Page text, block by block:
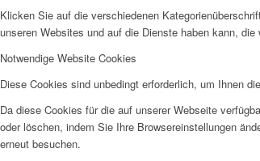
Klicken Sie auf die verschiedenen
unseren Websites und auf die Dienste haben kann, die
Notwendige Website Cookies
Diese Cookies sind unbedingt erforderlich, um Ihnen
Da diese Cookies für die auf unserer Webseite
oder löschen, indem Sie Ihre Browsereinstellungen
erneut besuchen.